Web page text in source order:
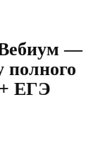
—
полного
ЕГЭ